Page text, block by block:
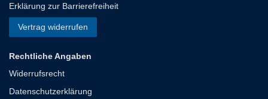
Erklärung zur Barrierefreiheit
Vertrag widerrufen
Rechtliche Angaben
Widerrufsrecht
Datenschutzerklärung